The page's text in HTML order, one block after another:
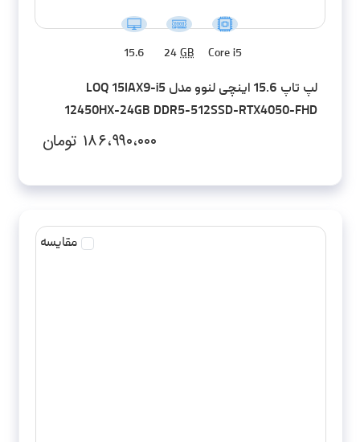
Core i5
24 GB
15.6
لپ تاپ 15.6 اینچی لنوو مدل LOQ 15IAX9-i5
12450HX-24GB DDR5-512SSD-RTX4050-FHD
۱۸۶،۹۹۰،۰۰۰ تومان
مقایسه